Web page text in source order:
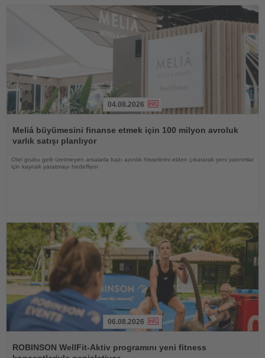
Oku
04.08.2026
Meliá büyümesini finanse etmek için 100 milyon avroluk
varlık satışı planlıyor
Otel grubu gelir üretmeyen arsalarla bazı azınlık hisselerini elden çıkararak yeni yatırımlar
için kaynak yaratmayı hedefliyor
Oku
06.08.2026
ROBINSON WellFit-Aktiv programını yeni fitness